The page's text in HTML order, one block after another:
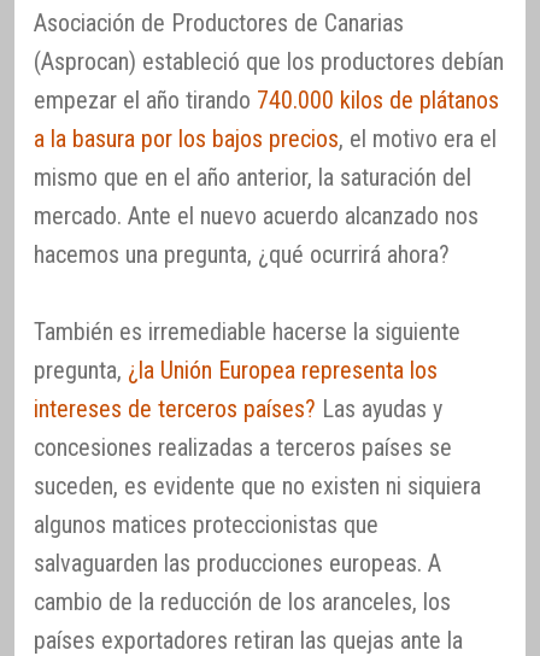
Asociación de Productores de Canarias
(Asprocan) estableció que los productores debían
empezar el año tirando 740.000 kilos de plátanos
a la basura por los bajos precios, el motivo era el
mismo que en el año anterior, la saturación del
mercado. Ante el nuevo acuerdo alcanzado nos
hacemos una pregunta, ¿qué ocurrirá ahora?
También es irremediable hacerse la siguiente
pregunta, ¿la Unión Europea representa los
intereses de terceros países? Las ayudas y
concesiones realizadas a terceros países se
suceden, es evidente que no existen ni siquiera
algunos matices proteccionistas que
salvaguarden las producciones europeas. A
cambio de la reducción de los aranceles, los
países exportadores retiran las quejas ante la